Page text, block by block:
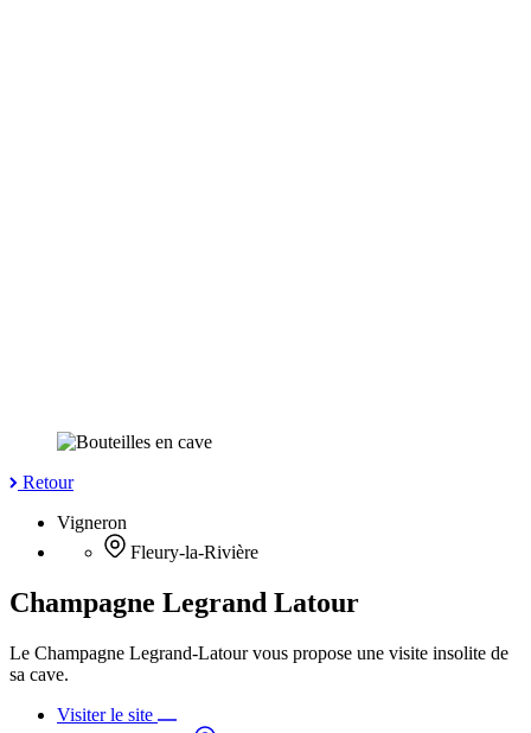
Retour
Vigneron
Fleury-la-Rivière
Champagne Legrand Latour
Le Champagne Legrand-Latour vous propose une visite insolite de
sa cave.
Visiter le site